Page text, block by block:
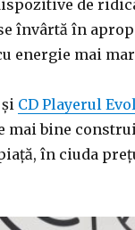
de
învârtă în
energie mai
CD Playerul
mai bine
în ciuda